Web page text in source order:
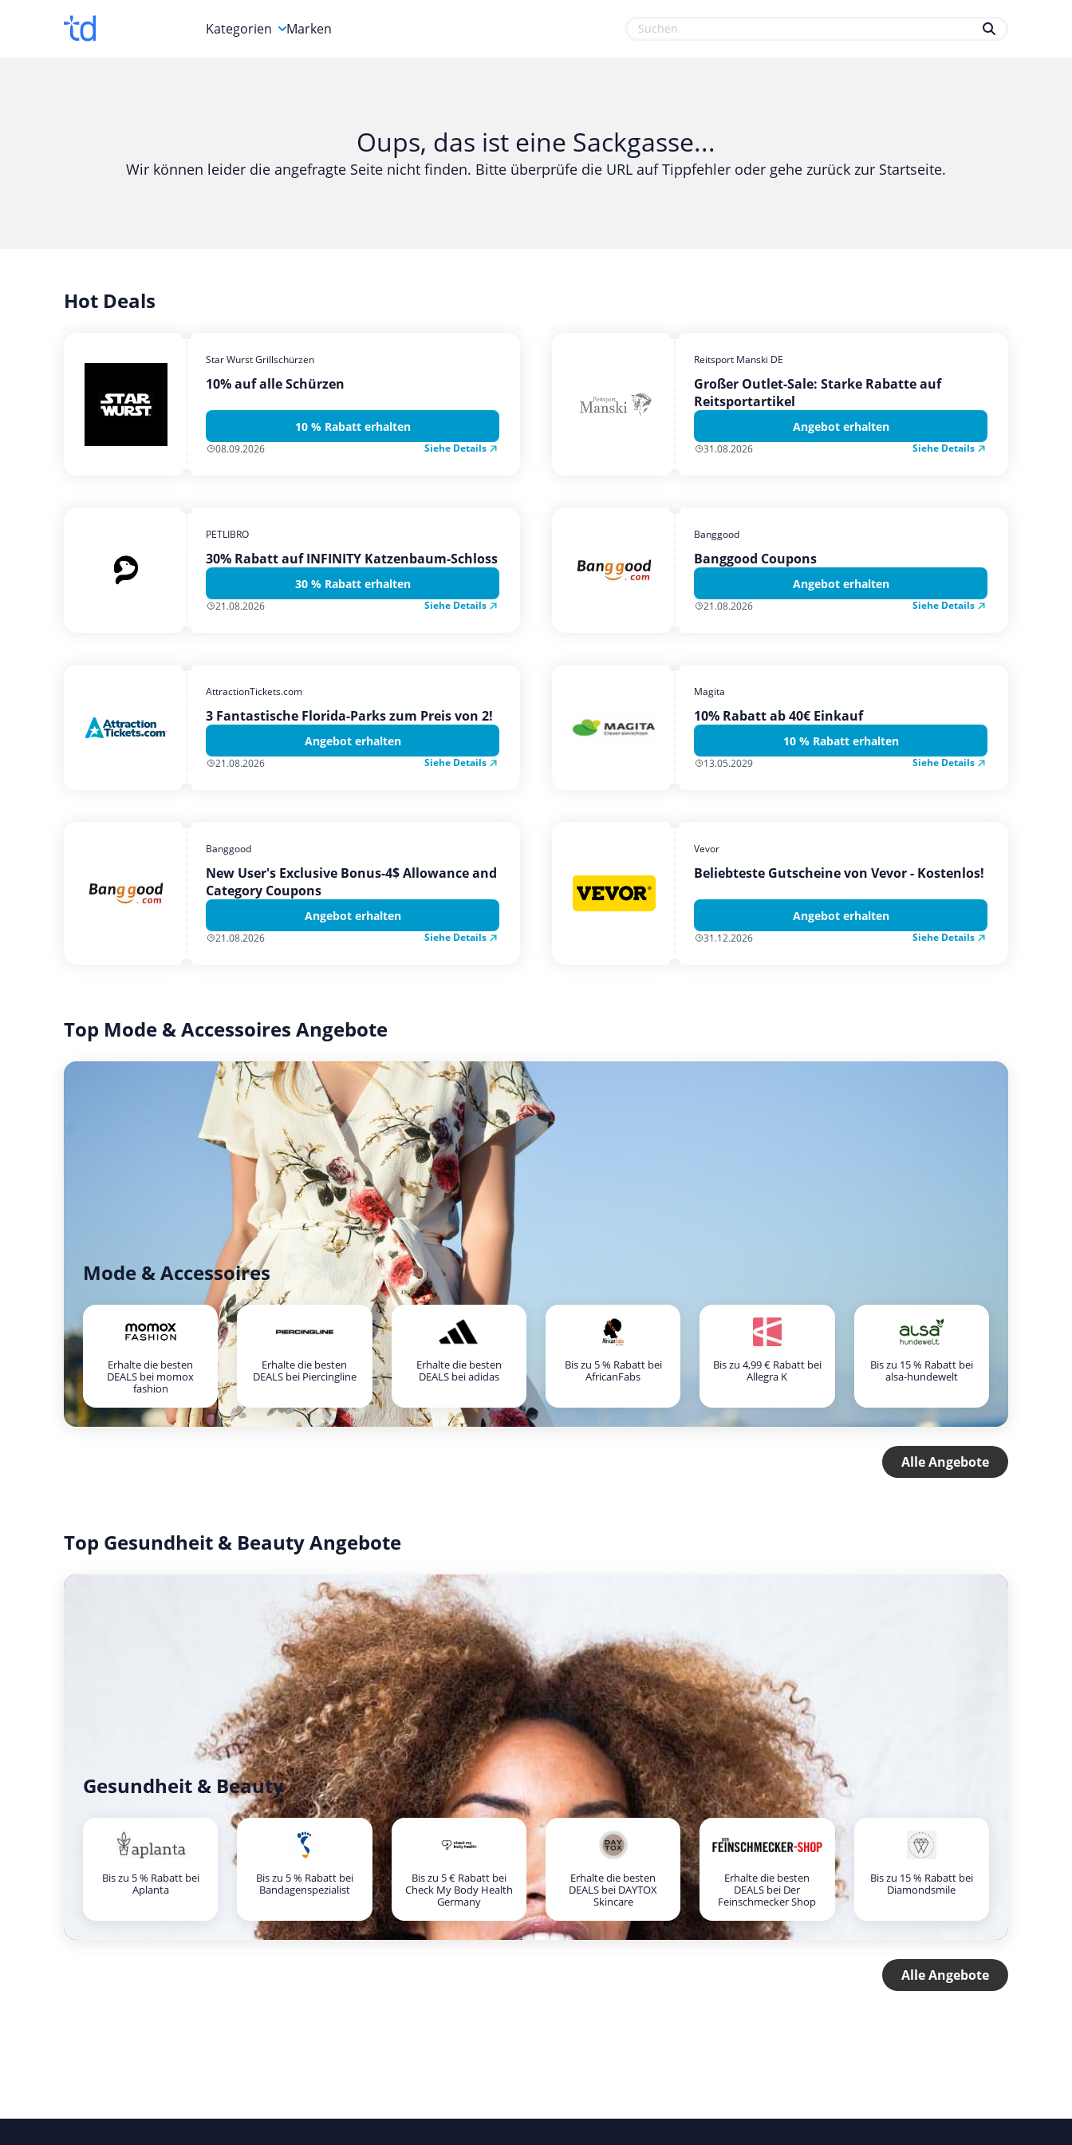
Kategorien
Computer & Elektronik
Gesundheit & Beauty
Mobilfunk & Internet
Marken
Oups, das ist eine Sackgasse...
Wir können leider die angefragte Seite nicht finden. Bitte überprüfe die URL auf Tippfehler oder gehe zurück zur Startseite.
Hot Deals
Star Wurst Grillschürzen
10% auf alle Schürzen
10 % Rabatt erhalten
08.09.2026 Siehe Details
Reitsport Manski DE
Großer Outlet-Sale: Starke Rabatte auf
Reitsportartikel
Angebot erhalten
31.08.2026 Siehe Details
PETLIBRO
30% Rabatt auf INFINITY Katzenbaum-Schloss
30 % Rabatt erhalten
21.08.2026 Siehe Details
Banggood
Banggood Coupons
Angebot erhalten
21.08.2026 Siehe Details
AttractionTickets.com
3 Fantastische Florida-Parks zum Preis von 2!
Angebot erhalten
21.08.2026 Siehe Details
Magita
10% Rabatt ab 40€ Einkauf
10 % Rabatt erhalten
13.05.2029 Siehe Details
Banggood
New User's Exclusive Bonus-4$ Allowance and
Category Coupons
Angebot erhalten
21.08.2026 Siehe Details
Vevor
Beliebteste Gutscheine von Vevor - Kostenlos!
Angebot erhalten
31.12.2026 Siehe Details
Top Mode & Accessoires Angebote
Mode & Accessoires
Erhalte die besten
DEALS bei momox
fashion
Erhalte die besten
DEALS bei Piercingline
Erhalte die besten
DEALS bei adidas
Bis zu 5 % Rabatt bei
AfricanFabs
Bis zu 4,99 € Rabatt bei
Allegra K
Bis zu 15 % Rabatt bei
alsa-hundewelt
Alle Angebote
Top Gesundheit & Beauty Angebote
Gesundheit & Beauty
Bis zu 5 % Rabatt bei
Aplanta
Bis zu 5 % Rabatt bei
Bandagenspezialist
Bis zu 5 € Rabatt bei
Check My Body Health
Germany
Erhalte die besten
DEALS bei DAYTOX
Skincare
Erhalte die besten
DEALS bei Der
Feinschmecker Shop
Bis zu 15 % Rabatt bei
Diamondsmile
Alle Angebote